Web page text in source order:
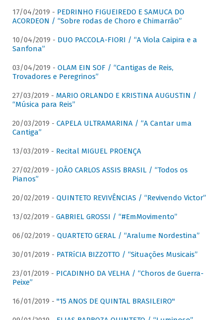
17/04/2019 - PEDRINHO FIGUEIREDO E SAMUCA DO
ACORDEON / “Sobre rodas de Choro e Chimarrão”
10/04/2019 - DUO PACCOLA-FIORI / “A Viola Caipira e a
Sanfona”
03/04/2019 - OLAM EIN SOF / “Cantigas de Reis,
Trovadores e Peregrinos”
27/03/2019 - MARIO ORLANDO E KRISTINA AUGUSTIN /
“Música para Reis”
20/03/2019 - CAPELA ULTRAMARINA / “A Cantar uma
Cantiga”
13/03/2019 - Recital MIGUEL PROENÇA
27/02/2019 - JOÃO CARLOS ASSIS BRASIL / “Todos os
Pianos”
20/02/2019 - QUINTETO REVIVÊNCIAS / “Revivendo Victor”
13/02/2019 - GABRIEL GROSSI / “#EmMovimento”
06/02/2019 - QUARTETO GERAL / “Aralume Nordestina”
30/01/2019 - PATRíCIA BIZZOTTO / “Situações Musicais”
23/01/2019 - PICADINHO DA VELHA / “Choros de Guerra-
Peixe”
16/01/2019 - "15 ANOS DE QUINTAL BRASILEIRO"